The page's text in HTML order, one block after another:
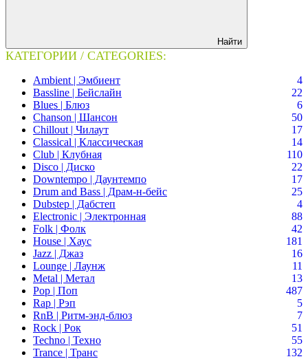
Найти
КАТЕГОРИИ / CATEGORIES:
Ambient | Эмбиент
4
Bassline | Бейслайн
22
Blues | Блюз
6
Chanson | Шансон
50
Chillout | Чилаут
17
Classical | Классическая
14
Club | Клубная
110
Disco | Диско
22
Downtempo | Даунтемпо
17
Drum and Bass | Драм-н-бейс
25
Dubstep | Дабстеп
4
Electronic | Электронная
88
Folk | Фолк
42
House | Хаус
181
Jazz | Джаз
16
Lounge | Лаунж
11
Metal | Метал
13
Pop | Поп
487
Rap | Рэп
5
RnB | Ритм-энд-блюз
7
Rock | Рок
51
Techno | Техно
55
Trance | Транс
132